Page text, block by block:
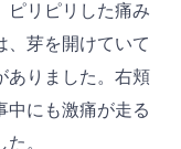
ピリピリした痛み
、芽を開けていて
ありました。右頬
中にも激痛が走る
。